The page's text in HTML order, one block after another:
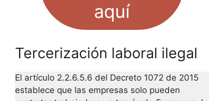
aquí
Tercerización laboral ilegal
El artículo 2.2.6.5.6 del Decreto 1072 de 2015
establece que las empresas solo pueden